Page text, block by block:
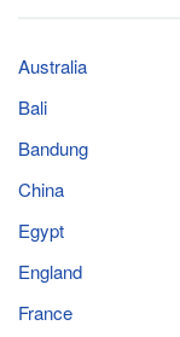
Australia
Bali
Bandung
China
Egypt
England
France